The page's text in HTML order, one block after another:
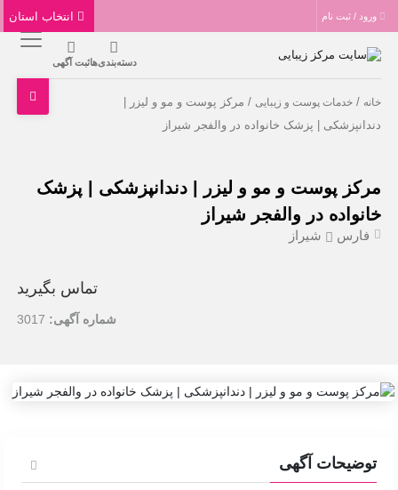
ورود / ثبت نام
دسته‌بندی‌هاثبت آگهی
خانه /خدمات پوست و زیبایی / مرکز پوست و مو و لیزر |
دندانپزشکی | پزشک خانواده در والفجر شیراز
مرکز پوست و مو و لیزر | دندانپزشکی | پزشک
خانواده در والفجر شیراز
فارس شیراز
تماس بگیرید
شماره آگهی: 3017
توضیحات آگهی